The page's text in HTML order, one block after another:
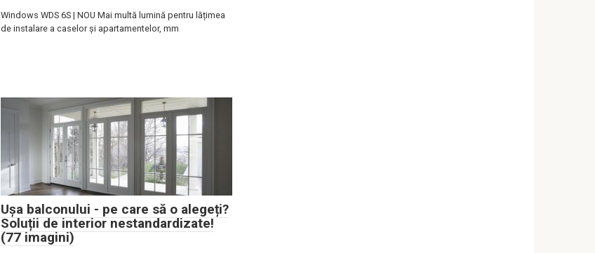
Windows WDS 6S | NOU Mai multă lumină pentru lățimea
de instalare a caselor și apartamentelor, mm
Ușa balconului - pe care să o alegeți?
Soluții de interior nestandardizate!
(77 imagini)